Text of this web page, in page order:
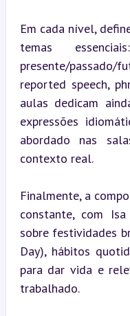
Em cada nível,
temas
presente/
reported speech,
aulas dedicam
expressões
abordado nas
contexto real.
Finalmente, a
constante, com
sobre festividades
Day), hábitos
para dar vida e
trabalhado.